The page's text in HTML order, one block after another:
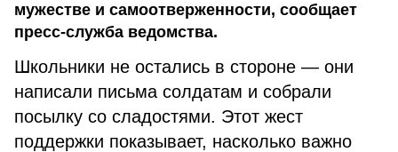
мужестве и самоотверженности, сообщает
пресс-служба ведомства.
Школьники не остались в стороне — они
написали письма солдатам и собрали
посылку со сладостями. Этот жест
поддержки показывает, насколько важно